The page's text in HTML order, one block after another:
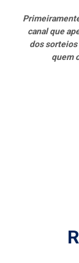
canal que
dos sorteios
quem